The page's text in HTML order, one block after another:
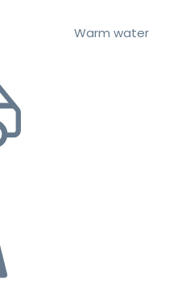
Warm water